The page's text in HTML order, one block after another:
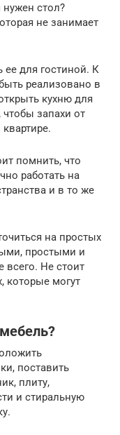
стол?
не занимает
ее для гостиной. К
реализовано в
кухню для
запахи от
помнить, что
работать на
и в то же
на простых
простыми и
всего. Не стоит
которые могут
поставить
плиту,
и стиральную